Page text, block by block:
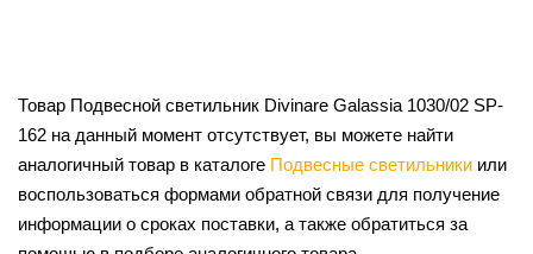
Товар Подвесной светильник Divinare Galassia 1030/02 SP-
162 на данный момент отсутствует, вы можете найти
аналогичный товар в каталоге Подвесные светильники или
воспользоваться формами обратной связи для получение
информации о сроках поставки, а также обратиться за